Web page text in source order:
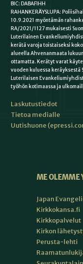
BIC: DABAFIHH
RAHANKERÄYSLUPA:
10.9.2021 myöntämän
RA/2021/1127 mukaisesti
Luterilainen
kerätä varoja toistaiseksi koko
alueella Ahvenanmaata lukuun
ottamatta. Kerätyt varat
vuoden kuluessa keräyksestä
Luterilaisen
työhön kotimaassa ja
Laskutustiedot
Tietoa medialle
Uutishuone
ME OLEMME
Japan
Kirkkokansa.fi
Kirkkopalvelut
Kirkon
Perusta-lehti